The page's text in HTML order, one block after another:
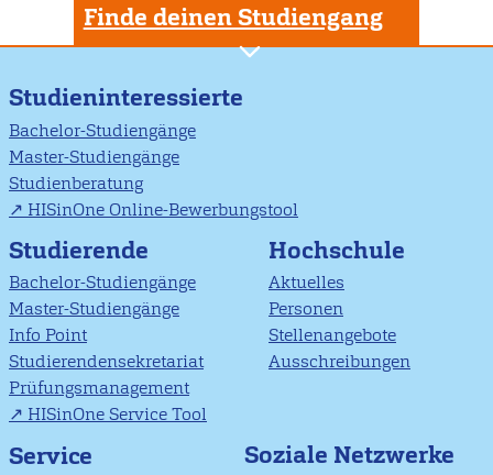
Finde deinen Studiengang
Studieninteressierte
Bachelor-Studiengänge
Master-Studiengänge
Studienberatung
HISinOne Online-Bewerbungstool
Studierende
Bachelor-Studiengänge
Master-Studiengänge
Info Point
Studierendensekretariat
Prüfungsmanagement
HISinOne Service Tool
Hochschule
Aktuelles
Personen
Stellenangebote
Ausschreibungen
Service Soziale Netzwerke